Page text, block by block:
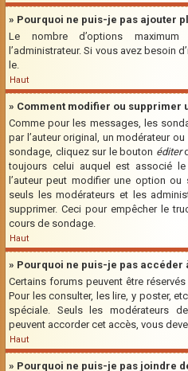
» Pourquoi ne puis-je pas ajouter
Le nombre d’options
l’administrateur. Si vous avez besoin
le.
Haut
» Comment modifier ou supprimer
Comme pour les messages, les
par l’auteur original, un modérateur
sondage, cliquez sur le bouton éditer
toujours celui auquel est associé
l’auteur peut modifier une option
seuls les modérateurs et les
supprimer. Ceci pour empêcher le
cours de sondage.
Haut
» Pourquoi ne puis-je pas accéder
Certains forums peuvent être
Pour les consulter, les lire, y poster,
spéciale. Seuls les modérateurs
peuvent accorder cet accès, vous
Haut
» Pourquoi ne puis-je pas joindre